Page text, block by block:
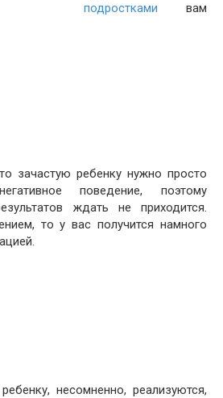
подростками вам
зачастую ребенку нужно просто
поведение, поэтому
ждать не приходится.
то у вас получится намного
несомненно, реализуются,